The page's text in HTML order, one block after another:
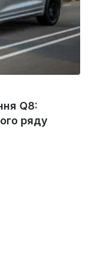
Q8:
ряду